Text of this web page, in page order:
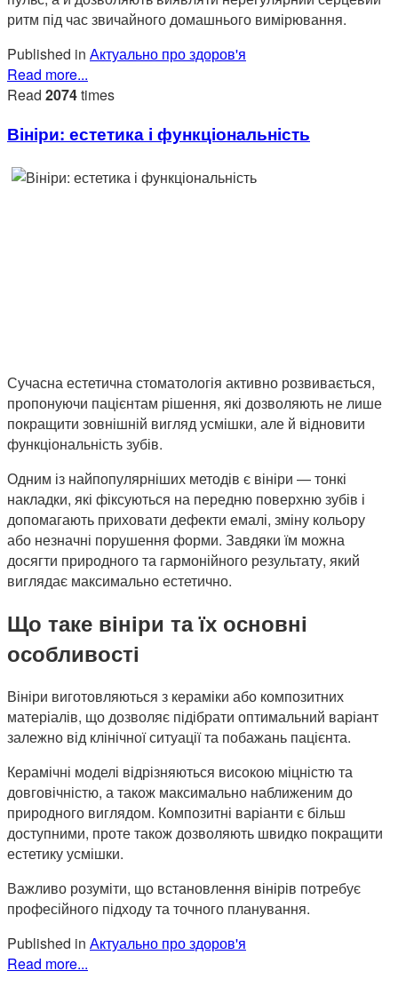
ритм під час звичайного домашнього вимірювання.
Published in Актуально про здоров'я
Read more...
Read 2074times
Вініри: естетика і функціональність
Сучасна естетична стоматологія активно розвивається,
пропонуючи пацієнтам рішення, які дозволяють не лише
покращити зовнішній вигляд усмішки, але й відновити
функціональність зубів.
Одним із найпопулярніших методів є вініри — тонкі
накладки, які фіксуються на передню поверхню зубів і
допомагають приховати дефекти емалі, зміну кольору
або незначні порушення форми. Завдяки їм можна
досягти природного та гармонійного результату, який
виглядає максимально естетично.
Що таке вініри та їх основні
особливості
Вініри виготовляються з кераміки або композитних
матеріалів, що дозволяє підібрати оптимальний варіант
залежно від клінічної ситуації та побажань пацієнта.
Керамічні моделі відрізняються високою міцністю та
довговічністю, а також максимально наближеним до
природного виглядом. Композитні варіанти є більш
доступними, проте також дозволяють швидко покращити
естетику усмішки.
Важливо розуміти, що встановлення вінірів потребує
професійного підходу та точного планування.
Published in Актуально про здоров'я
Read more...